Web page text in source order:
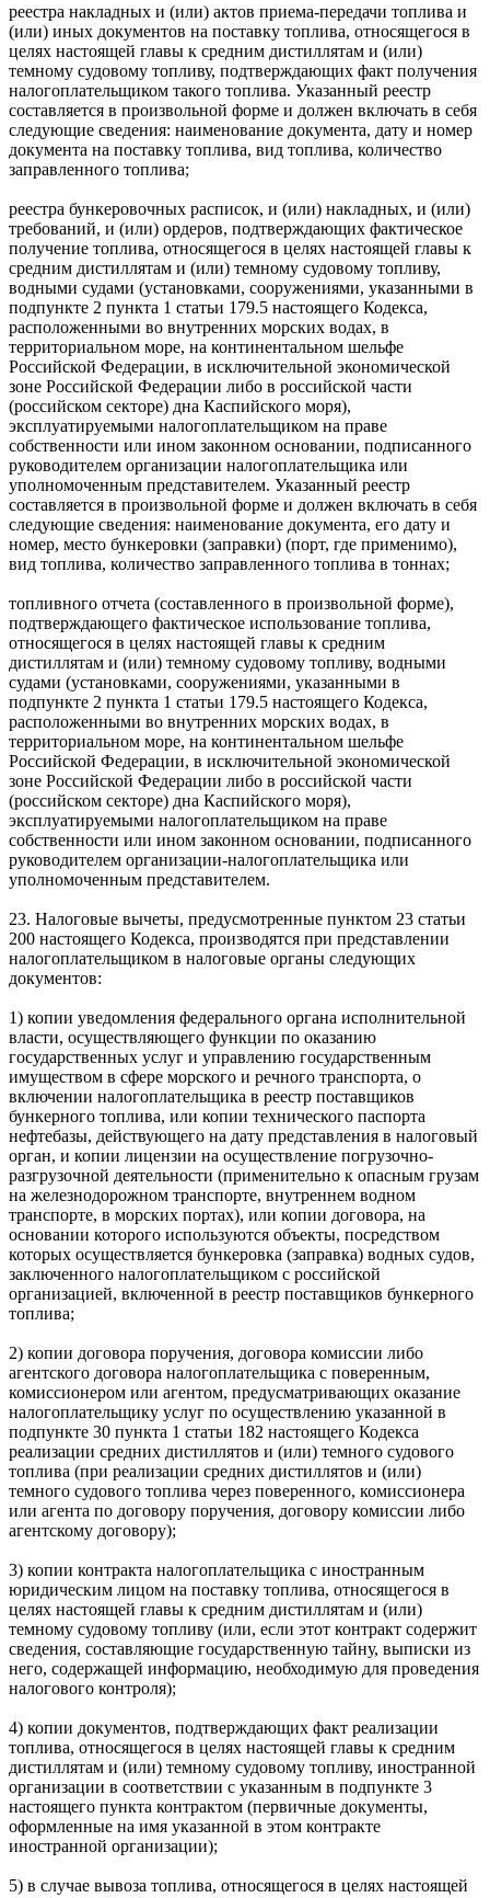
реестра накладных и (или) актов приема-передачи топлива и
(или) иных документов на поставку топлива, относящегося в
целях настоящей главы к средним дистиллятам и (или)
темному судовому топливу, подтверждающих факт получения
налогоплательщиком такого топлива. Указанный реестр
составляется в произвольной форме и должен включать в себя
следующие сведения: наименование документа, дату и номер
документа на поставку топлива, вид топлива, количество
заправленного топлива;
реестра бункеровочных расписок, и (или) накладных, и (или)
требований, и (или) ордеров, подтверждающих фактическое
получение топлива, относящегося в целях настоящей главы к
средним дистиллятам и (или) темному судовому топливу,
водными судами (установками, сооружениями, указанными в
подпункте 2 пункта 1 статьи 179.5 настоящего Кодекса,
расположенными во внутренних морских водах, в
территориальном море, на континентальном шельфе
Российской Федерации, в исключительной экономической
зоне Российской Федерации либо в российской части
(российском секторе) дна Каспийского моря),
эксплуатируемыми налогоплательщиком на праве
собственности или ином законном основании, подписанного
руководителем организации налогоплательщика или
уполномоченным представителем. Указанный реестр
составляется в произвольной форме и должен включать в себя
следующие сведения: наименование документа, его дату и
номер, место бункеровки (заправки) (порт, где применимо),
вид топлива, количество заправленного топлива в тоннах;
топливного отчета (составленного в произвольной форме),
подтверждающего фактическое использование топлива,
относящегося в целях настоящей главы к средним
дистиллятам и (или) темному судовому топливу, водными
судами (установками, сооружениями, указанными в
подпункте 2 пункта 1 статьи 179.5 настоящего Кодекса,
расположенными во внутренних морских водах, в
территориальном море, на континентальном шельфе
Российской Федерации, в исключительной экономической
зоне Российской Федерации либо в российской части
(российском секторе) дна Каспийского моря),
эксплуатируемыми налогоплательщиком на праве
собственности или ином законном основании, подписанного
руководителем организации-налогоплательщика или
уполномоченным представителем.
23. Налоговые вычеты, предусмотренные пунктом 23 статьи
200 настоящего Кодекса, производятся при представлении
налогоплательщиком в налоговые органы следующих
документов:
1) копии уведомления федерального органа исполнительной
власти, осуществляющего функции по оказанию
государственных услуг и управлению государственным
имуществом в сфере морского и речного транспорта, о
включении налогоплательщика в реестр поставщиков
бункерного топлива, или копии технического паспорта
нефтебазы, действующего на дату представления в налоговый
орган, и копии лицензии на осуществление погрузочно-
разгрузочной деятельности (применительно к опасным грузам
на железнодорожном транспорте, внутреннем водном
транспорте, в морских портах), или копии договора, на
основании которого используются объекты, посредством
которых осуществляется бункеровка (заправка) водных судов,
заключенного налогоплательщиком с российской
организацией, включенной в реестр поставщиков бункерного
топлива;
2) копии договора поручения, договора комиссии либо
агентского договора налогоплательщика с поверенным,
комиссионером или агентом, предусматривающих оказание
налогоплательщику услуг по осуществлению указанной в
подпункте 30 пункта 1 статьи 182 настоящего Кодекса
реализации средних дистиллятов и (или) темного судового
топлива (при реализации средних дистиллятов и (или)
темного судового топлива через поверенного, комиссионера
или агента по договору поручения, договору комиссии либо
агентскому договору);
3) копии контракта налогоплательщика с иностранным
юридическим лицом на поставку топлива, относящегося в
целях настоящей главы к средним дистиллятам и (или)
темному судовому топливу (или, если этот контракт содержит
сведения, составляющие государственную тайну, выписки из
него, содержащей информацию, необходимую для проведения
налогового контроля);
4) копии документов, подтверждающих факт реализации
топлива, относящегося в целях настоящей главы к средним
дистиллятам и (или) темному судовому топливу, иностранной
организации в соответствии с указанным в подпункте 3
настоящего пункта контрактом (первичные документы,
оформленные на имя указанной в этом контракте
иностранной организации);
5) в случае вывоза топлива, относящегося в целях настоящей